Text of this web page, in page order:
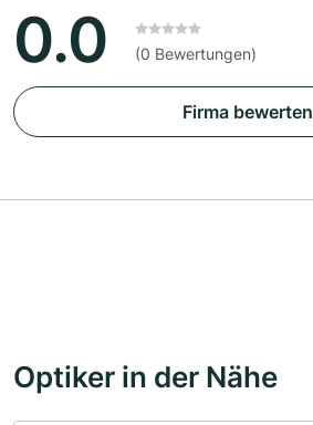
0.0 (0 Bewertungen)
Firma bewerten
Optiker in der Nähe